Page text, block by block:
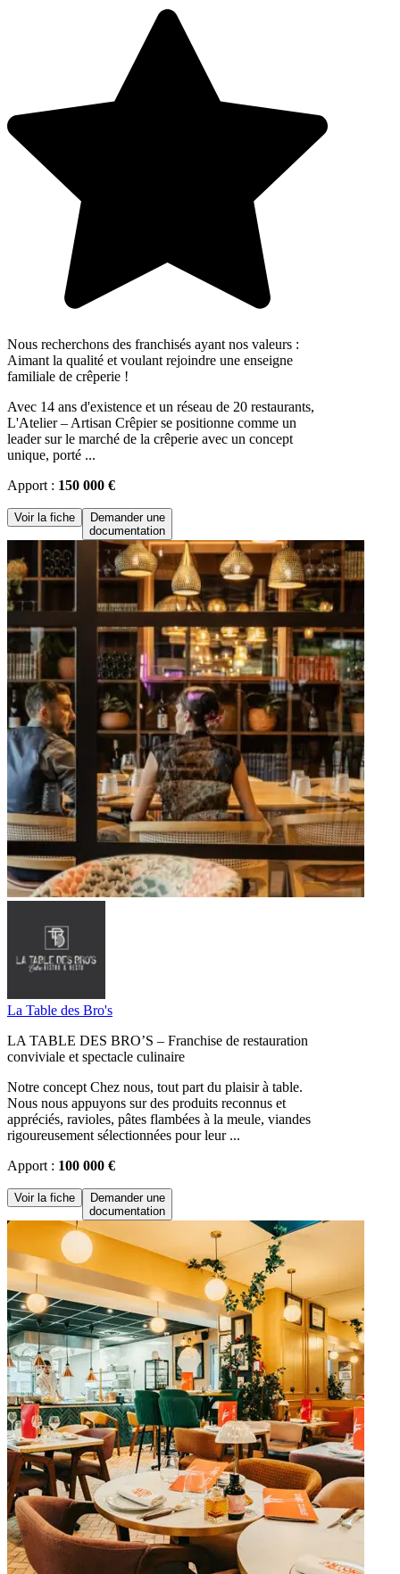
Nous recherchons des franchisés ayant nos valeurs :
Aimant la qualité et voulant rejoindre une enseigne
familiale de crêperie !
Avec 14 ans d'existence et un réseau de 20 restaurants,
L'Atelier – Artisan Crêpier se positionne comme un
leader sur le marché de la crêperie avec un concept
unique, porté ...
Apport : 150 000 €
Voir la fiche
Demander une
documentation
La Table des Bro's
LA TABLE DES BRO’S – Franchise de restauration
conviviale et spectacle culinaire
Notre concept Chez nous, tout part du plaisir à table.
Nous nous appuyons sur des produits reconnus et
appréciés, ravioles, pâtes flambées à la meule, viandes
rigoureusement sélectionnées pour leur ...
Apport : 100 000 €
Voir la fiche
Demander une
documentation